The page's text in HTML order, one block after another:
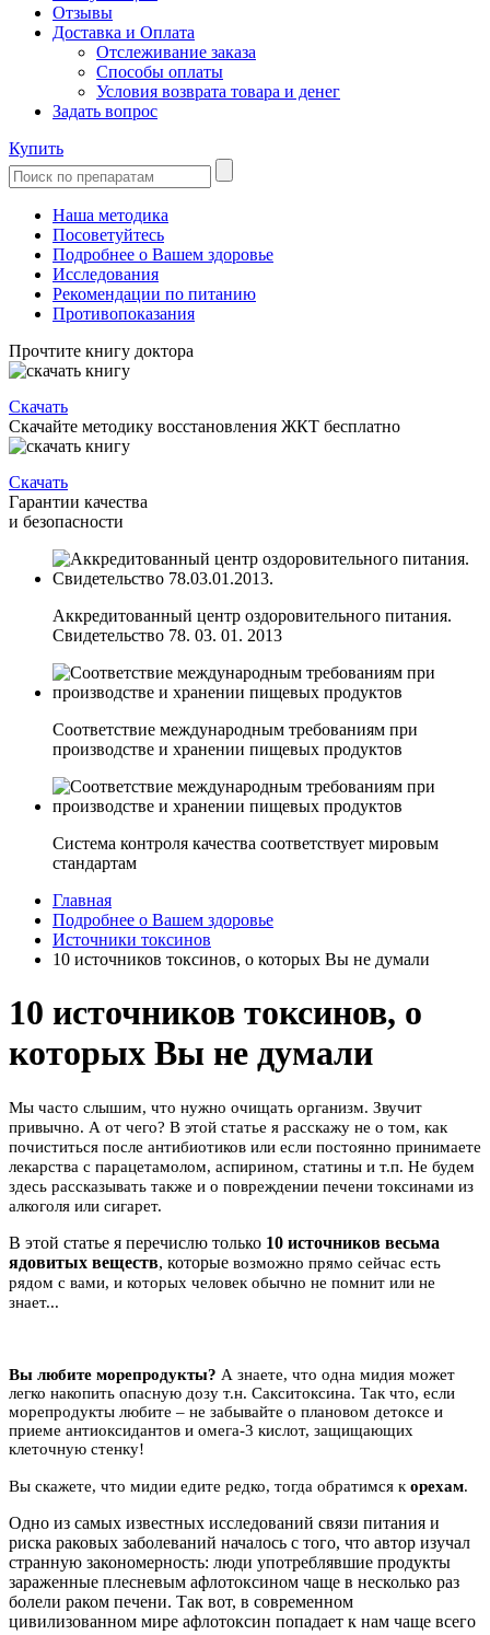
Отзывы
Доставка и Оплата
Отслеживание заказа
Способы оплаты
Условия возврата товара и денег
Задать вопрос
Купить
Наша методика
Посоветуйтесь
Подробнее о Вашем здоровье
Исследования
Рекомендации по питанию
Противопоказания
Прочтите книгу доктора
Скачать
Скачайте методику восстановления ЖКТ бесплатно
Скачать
Гарантии качества
и безопасности
Аккредитованный центр оздоровительного питания.
Свидетельство 78. 03. 01. 2013
Соответствие международным требованиям при
производстве и хранении пищевых продуктов
Система контроля качества соответствует мировым
стандартам
Главная
Подробнее о Вашем здоровье
Источники токсинов
10 источников токсинов, о которых Вы не думали
10 источников токсинов, о
которых Вы не думали
Мы часто слышим, что нужно очищать организм. Звучит
привычно. А от чего? В этой статье я расскажу не о том, как
почиститься после антибиотиков или если постоянно принимаете
лекарства с парацетамолом, аспирином, статины и т.п. Не будем
здесь рассказывать также и о повреждении печени токсинами из
алкоголя или сигарет.
В этой статье я перечислю только 10 источников весьма
ядовитых веществ, которые возможно прямо сейчас есть
рядом с вами, и которых человек обычно не помнит или не
знает...
Вы любите морепродукты? А знаете, что одна мидия может
легко накопить опасную дозу т.н. Сакситоксина. Так что, если
морепродукты любите – не забывайте о плановом детоксе и
приеме антиоксидантов и омега-3 кислот, защищающих
клеточную стенку!
Вы скажете, что мидии едите редко, тогда обратимся к орехам.
Одно из самых известных исследований связи питания и
риска раковых заболеваний началось с того, что автор изучал
странную закономерность: люди употреблявшие продукты
зараженные плесневым афлотоксином чаще в несколько раз
болели раком печени. Так вот, в современном
цивилизованном мире афлотоксин попадает к нам чаще всего